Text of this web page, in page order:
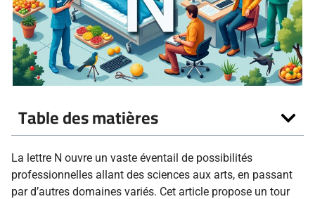
Table des matières
La lettre N ouvre un vaste éventail de possibilités
professionnelles allant des sciences aux arts, en passant
par d’autres domaines variés. Cet article propose un tour